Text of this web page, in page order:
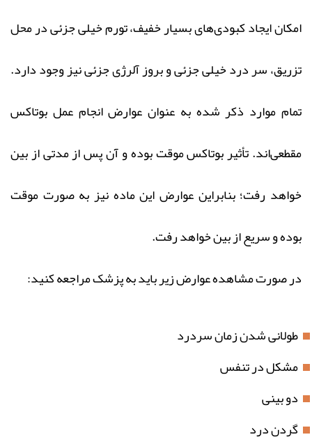
امکان ایجاد کبودی‌های بسیار خفیف، تورم خیلی جزئی در محل
تزریق، سر درد خیلی جزئی و بروز آلرژی جزئی نیز وجود دارد.
تمام موارد ذکر شده به عنوان عوارض انجام عمل بوتاکس
مقطعی‌اند. تأثیر بوتاکس موقت بوده و آن پس از مدتی از بین
خواهد رفت؛ بنابراین عوارض این ماده نیز به صورت موقت
بوده و سریع از بین خواهد رفت.
در صورت مشاهده عوارض زیر باید به پزشک مراجعه کنید:
طولانی شدن زمان سردرد
مشکل در تنفس
دو بینی
گردن درد